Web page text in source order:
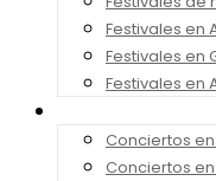
Festivales en
Festivales en
Festivales en
Conciertos
Conciertos